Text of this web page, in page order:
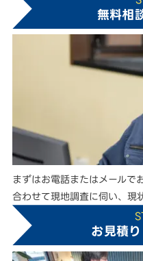
無料相
まずはお電話またはメールで
合わせて現地調査に伺い、現
お見積